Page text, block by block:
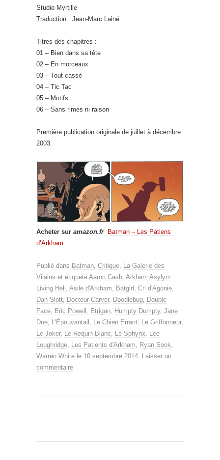
Studio Myrtille
Traduction : Jean-Marc Lainé
Titres des chapitres :
01 – Bien dans sa tête
02 – En morceaux
03 – Tout cassé
04 – Tic Tac
05 – Motifs
06 – Sans rimes ni raison
Première publication originale de juillet à décembre
2003.
Acheter sur amazon.fr
Batman – Les Patiens
d’Arkham
Publié dans Batman, Critique, La Galerie des
Vilains et étiqueté Aaron Cash, Arkham Asylym :
Living Hell , Asile d'Arkham, Batgirl , Cri d'Agonie,
Dan Slott, Docteur Carver, Doodlebug, Double
Face, Eric Powell , Etrigan, Humpty Dumpty, Jane
Doe, L'Épouvantail , Le Chien Errant, Le Griffonneur,
Le Joker, Le Requin Blanc, Le Sphynx, Lee
Loughridge, Les Patients d'Arkham, Ryan Sook,
Warren White le 10 septembre 2014. Laisser un
commentaire